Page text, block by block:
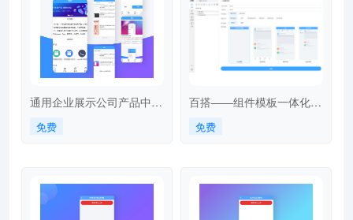
通用企业展示公司产品中心
免费
百搭——组件模板一体化构
免费